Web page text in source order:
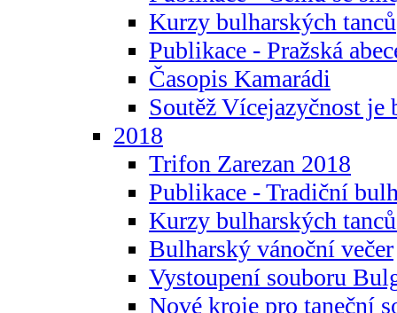
Kurzy bulharských tanců
Publikace - Pražská
Časopis Kamarádi
Soutěž Vícejazyčnost je
2018
Trifon Zarezan 2018
Publikace - Tradiční
Kurzy bulharských
Bulharský vánoční večer
Vystoupení souboru
Nové kroje pro taneční